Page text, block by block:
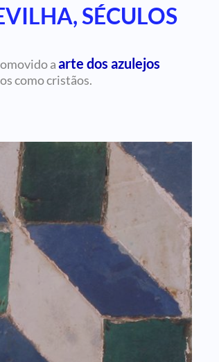
SÉCULOS
aarte dos azulejos
como cristãos.